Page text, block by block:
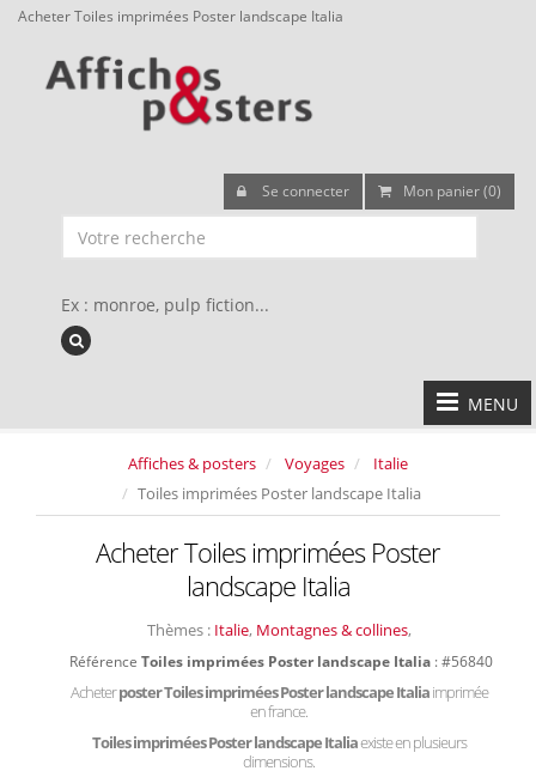
Acheter Toiles imprimées Poster landscape Italia
Se connecter Mon panier (0)
Ex : monroe, pulp fiction...
MENU
Affiches & posters Voyages
Italie
Toiles imprimées Poster landscape Italia
Acheter Toiles imprimées Poster
landscape Italia
Thèmes : Italie, Montagnes & collines,
Référence Toiles imprimées Poster landscape Italia : #56840
Acheterposter Toiles imprimées Poster landscape Italiaimprimée
en france.
Toiles imprimées Poster landscape Italiaexiste en plusieurs
dimensions.